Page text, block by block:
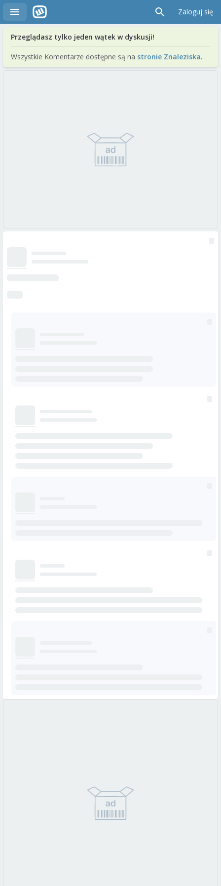
Zaloguj się
Przeglądasz tylko jeden wątek w dyskusji!
Wszystkie Komentarze dostępne są na stronie Znaleziska.